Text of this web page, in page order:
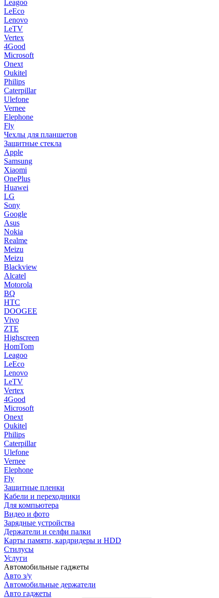
Leagoo
LeEco
Lenovo
LeTV
Vertex
4Good
Microsoft
Onext
Oukitel
Philips
Caterpillar
Ulefone
Vernee
Elephone
Fly
Чехлы для планшетов
Защитные стекла
Apple
Samsung
Xiaomi
OnePlus
Huawei
LG
Sony
Google
Asus
Nokia
Realme
Meizu
Meizu
Blackview
Alcatel
Motorola
BQ
HTC
DOOGEE
Vivo
ZTE
Highscreen
HomTom
Leagoo
LeEco
Lenovo
LeTV
Vertex
4Good
Microsoft
Onext
Oukitel
Philips
Caterpillar
Ulefone
Vernee
Elephone
Fly
Защитные пленки
Кабели и переходники
Для компьютера
Видео и фото
Зарядные устройства
Держатели и селфи палки
Карты памяти, кардридеры и HDD
Стилусы
Услуги
Автомобильные гаджеты
Авто з/у
Автомобильные держатели
Авто гаджеты